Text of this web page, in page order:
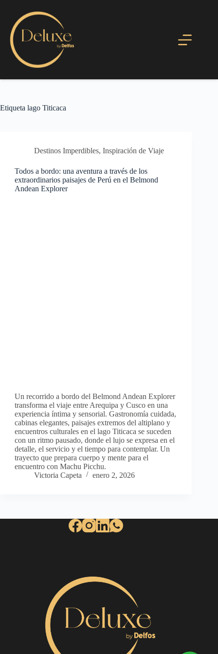
Etiqueta lago Titicaca
Destinos Imperdibles, Inspiración de Viaje
Todos a bordo: una aventura a través de los
extraordinarios paisajes de Perú en el Belmond
Andean Explorer
Un recorrido a bordo del Belmond Andean Explorer
transforma el viaje entre Arequipa y Cusco en una
experiencia íntima y sensorial. Gastronomía cuidada,
cabinas elegantes, paisajes extremos del altiplano y
encuentros culturales en el lago Titicaca se suceden
con un ritmo pausado, donde el lujo se expresa en el
detalle, el servicio y el tiempo para contemplar. Un
trayecto que prepara cuerpo y mente para el
encuentro con Machu Picchu.
Victoria Capeta
enero 2, 2026